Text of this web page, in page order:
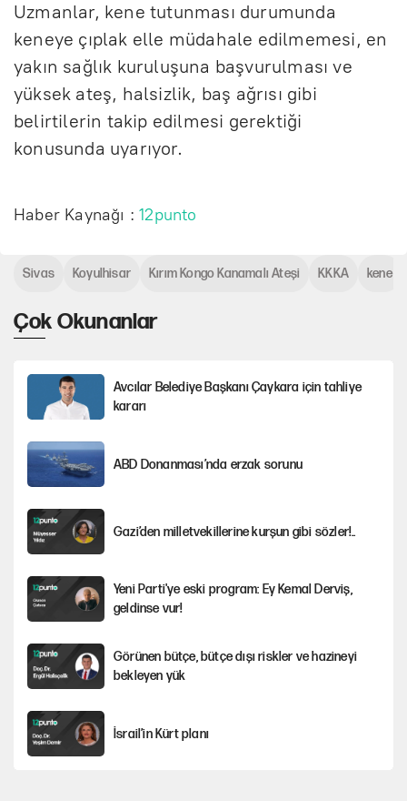
Uzmanlar, kene tutunması durumunda
keneye çıplak elle müdahale edilmemesi, en
yakın sağlık kuruluşuna başvurulması ve
yüksek ateş, halsizlik, baş ağrısı gibi
belirtilerin takip edilmesi gerektiği
konusunda uyarıyor.
Haber Kaynağı :12punto
Çok Okunanlar
Avcılar Belediye Başkanı Çaykara için tahliye
kararı
ABD Donanması’nda erzak sorunu
Gazi’den milletvekillerine kurşun gibi sözler!..
Yeni Parti'ye eski program: Ey Kemal Derviş,
geldinse vur!
Görünen bütçe, bütçe dışı riskler ve hazineyi
bekleyen yük
İsrail’in Kürt planı
Sivas Koyulhisar Kırım Kongo Kanamalı Ateşi KKKA kene